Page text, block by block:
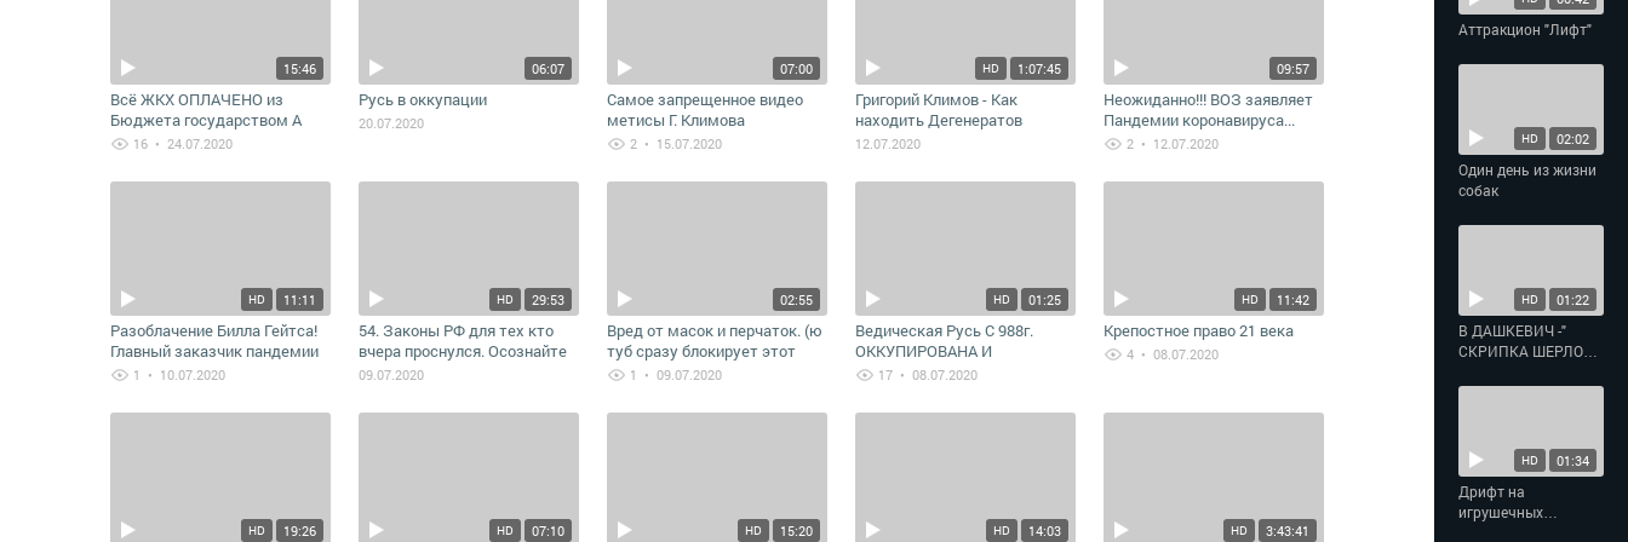
15:46
Всё ЖКХ ОПЛАЧЕНО из
Бюджета государством А
СУДЕЙ в РФ НЕТ Подаём
описании
16 • 24.07.2020
06:07
Русь в оккупации
20.07.2020
07:00
Самое запрещенное видео
метисы Г. Климова
2 • 15.07.2020
1:07:45
HD
Григорий Климов - Как
находить Дегенератов
12.07.2020
09:57
Неожиданно!!! ВОЗ заявляет
Пандемии коронавируса...
НЕТ!
2 • 12.07.2020
11:11
HD
Разоблачение Билла Гейтса!
Главный заказчик пaндeмии
1 • 10.07.2020
29:53
HD
54. Законы РФ для тех кто
вчера проснулся. Осознайте
что все в этим мире
09.07.2020
02:55
Вред от масок и перчаток. (ю
туб сразу блокирует этот
ролик)
1 • 09.07.2020
01:25
HD
Ведическая Русь С 988г.
ОККУПИРОВАНА И
УНИЧТОЖАЕТСЯ
евреями-иудеями-жидами.! И
ПЛАНОМЕРНО ПО СЕГОДНЯ
УБИВАЕТ ТВОЙ РОД!
17 • 08.07.2020
11:42
HD
Крепостное право 21 века
4 • 08.07.2020
19:26
HD 07:10
HD 15:20
HD 14:03
HD 3:43:41
HD
Аттракцион "Лифт"
02:02
HD
Один день из жизни
собак
01:22
HD
В ДАШКЕВИЧ -"
СКРИПКА ШЕРЛОКА
ФОТОМОНТАЖ
01:34
HD
Дрифт на
игрушечных